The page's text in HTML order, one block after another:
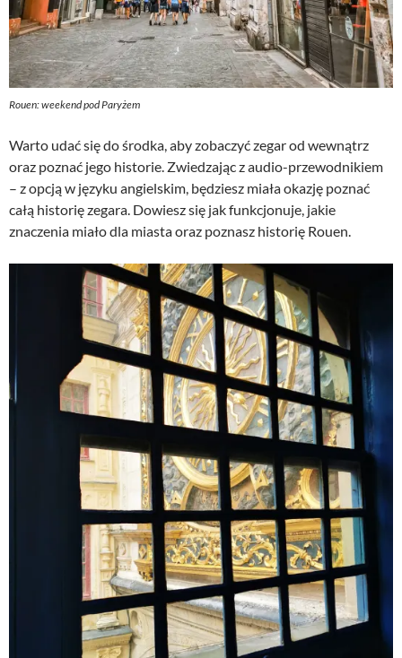
Rouen: weekend pod Paryżem
Warto udać się do środka, aby zobaczyć zegar od wewnątrz
oraz poznać jego historie. Zwiedzając z audio-przewodnikiem
– z opcją w języku angielskim, będziesz miała okazję poznać
całą historię zegara. Dowiesz się jak funkcjonuje, jakie
znaczenia miało dla miasta oraz poznasz historię Rouen.